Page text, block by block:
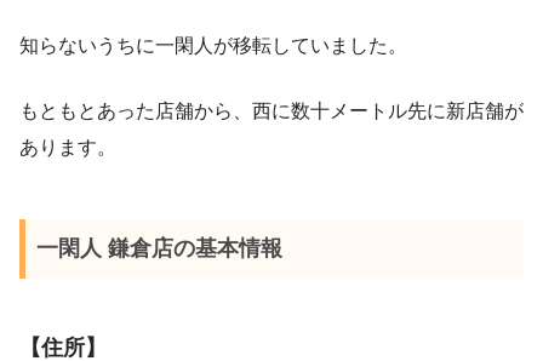
知らないうちに一閑人が移転していました。
もともとあった店舗から、西に数十メートル先に新店舗が
あります。
一閑人 鎌倉店の基本情報
【住所】